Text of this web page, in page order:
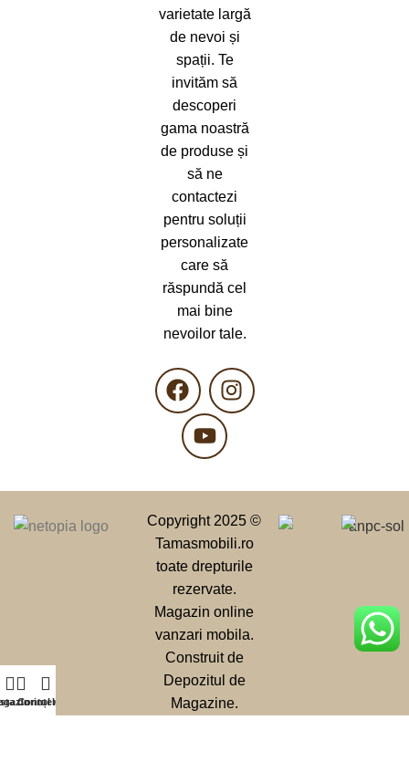
varietate largă
de nevoi și
spații. Te
invităm să
descoperi
gama noastră
de produse și
să ne
contactezi
pentru soluții
personalizate
care să
răspundă cel
mai bine
nevoilor tale.
Copyright 2025 ©
Tamasmobili.ro
toate drepturile
rezervate.
Magazin online
vanzari mobila.
Construit de
Depozitul de
Magazine.
dorințelor
Contul meu